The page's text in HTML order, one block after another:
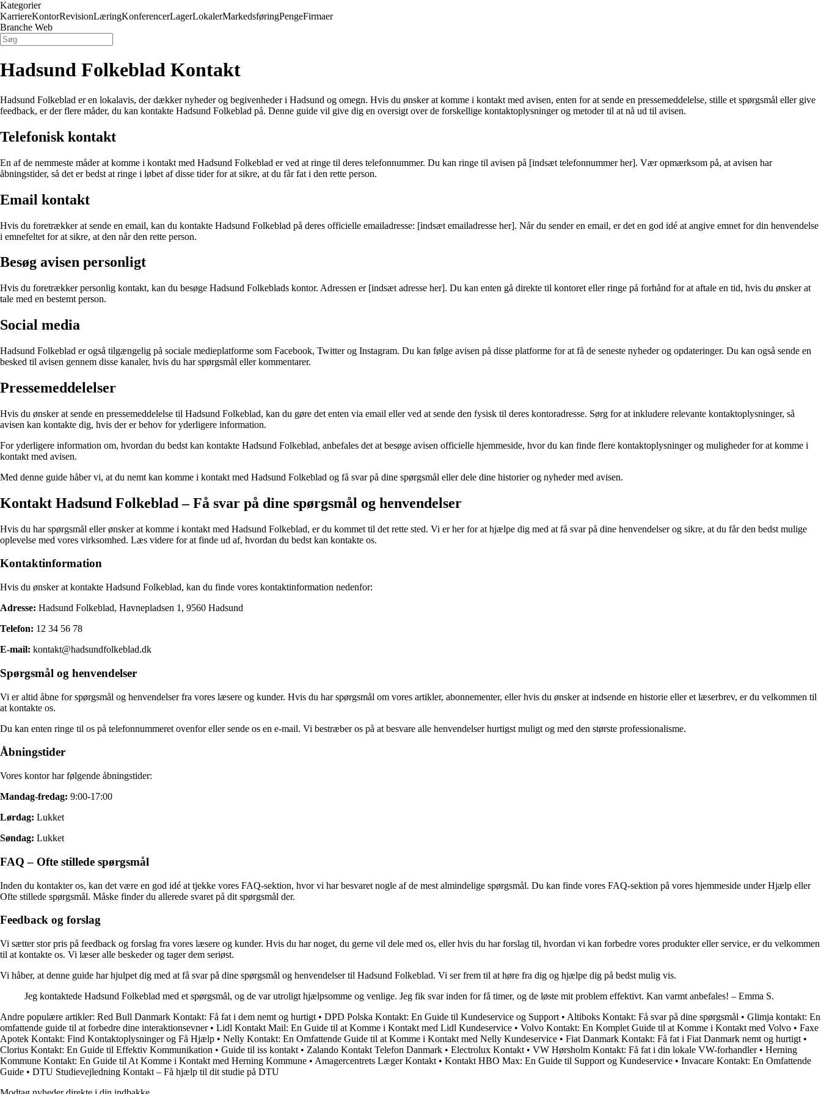
Kategorier
KarriereKontorRevisionLæringKonferencerLagerLokalerMarkedsføringPengeFirmaer
Branche Web
Hadsund Folkeblad Kontakt
Hadsund Folkeblad er en lokalavis, der dækker nyheder og begivenheder i Hadsund og omegn. Hvis du ønsker at komme i kontakt med avisen, enten for at sende en pressemeddelelse, stille et spørgsmål eller give
feedback, er der flere måder, du kan kontakte Hadsund Folkeblad på. Denne guide vil give dig en oversigt over de forskellige kontaktoplysninger og metoder til at nå ud til avisen.
Telefonisk kontakt
En af de nemmeste måder at komme i kontakt med Hadsund Folkeblad er ved at ringe til deres telefonnummer. Du kan ringe til avisen på [indsæt telefonnummer her]. Vær opmærksom på, at avisen har
åbningstider, så det er bedst at ringe i løbet af disse tider for at sikre, at du får fat i den rette person.
Email kontakt
Hvis du foretrækker at sende en email, kan du kontakte Hadsund Folkeblad på deres officielle emailadresse: [indsæt emailadresse her]. Når du sender en email, er det en god idé at angive emnet for din henvendelse
i emnefeltet for at sikre, at den når den rette person.
Besøg avisen personligt
Hvis du foretrækker personlig kontakt, kan du besøge Hadsund Folkeblads kontor. Adressen er [indsæt adresse her]. Du kan enten gå direkte til kontoret eller ringe på forhånd for at aftale en tid, hvis du ønsker at
tale med en bestemt person.
Social media
Hadsund Folkeblad er også tilgængelig på sociale medieplatforme som Facebook, Twitter og Instagram. Du kan følge avisen på disse platforme for at få de seneste nyheder og opdateringer. Du kan også sende en
besked til avisen gennem disse kanaler, hvis du har spørgsmål eller kommentarer.
Pressemeddelelser
Hvis du ønsker at sende en pressemeddelelse til Hadsund Folkeblad, kan du gøre det enten via email eller ved at sende den fysisk til deres kontoradresse. Sørg for at inkludere relevante kontaktoplysninger, så
avisen kan kontakte dig, hvis der er behov for yderligere information.
For yderligere information om, hvordan du bedst kan kontakte Hadsund Folkeblad, anbefales det at besøge avisen officielle hjemmeside, hvor du kan finde flere kontaktoplysninger og muligheder for at komme i
kontakt med avisen.
Med denne guide håber vi, at du nemt kan komme i kontakt med Hadsund Folkeblad og få svar på dine spørgsmål eller dele dine historier og nyheder med avisen.
Kontakt Hadsund Folkeblad – Få svar på dine spørgsmål og henvendelser
Hvis du har spørgsmål eller ønsker at komme i kontakt med Hadsund Folkeblad, er du kommet til det rette sted. Vi er her for at hjælpe dig med at få svar på dine henvendelser og sikre, at du får den bedst mulige
oplevelse med vores virksomhed. Læs videre for at finde ud af, hvordan du bedst kan kontakte os.
Kontaktinformation
Hvis du ønsker at kontakte Hadsund Folkeblad, kan du finde vores kontaktinformation nedenfor:
Adresse: Hadsund Folkeblad, Havnepladsen 1, 9560 Hadsund
Telefon: 12 34 56 78
E-mail: kontakt@hadsundfolkeblad.dk
Spørgsmål og henvendelser
Vi er altid åbne for spørgsmål og henvendelser fra vores læsere og kunder. Hvis du har spørgsmål om vores artikler, abonnementer, eller hvis du ønsker at indsende en historie eller et læserbrev, er du velkommen til
at kontakte os.
Du kan enten ringe til os på telefonnummeret ovenfor eller sende os en e-mail. Vi bestræber os på at besvare alle henvendelser hurtigst muligt og med den største professionalisme.
Åbningstider
Vores kontor har følgende åbningstider:
Mandag-fredag: 9:00-17:00
Lørdag: Lukket
Søndag: Lukket
FAQ – Ofte stillede spørgsmål
Inden du kontakter os, kan det være en god idé at tjekke vores FAQ-sektion, hvor vi har besvaret nogle af de mest almindelige spørgsmål. Du kan finde vores FAQ-sektion på vores hjemmeside under Hjælp eller
Ofte stillede spørgsmål. Måske finder du allerede svaret på dit spørgsmål der.
Feedback og forslag
Vi sætter stor pris på feedback og forslag fra vores læsere og kunder. Hvis du har noget, du gerne vil dele med os, eller hvis du har forslag til, hvordan vi kan forbedre vores produkter eller service, er du velkommen
til at kontakte os. Vi læser alle beskeder og tager dem seriøst.
Vi håber, at denne guide har hjulpet dig med at få svar på dine spørgsmål og henvendelser til Hadsund Folkeblad. Vi ser frem til at høre fra dig og hjælpe dig på bedst mulig vis.
Jeg kontaktede Hadsund Folkeblad med et spørgsmål, og de var utroligt hjælpsomme og venlige. Jeg fik svar inden for få timer, og de løste mit problem effektivt. Kan varmt anbefales! – Emma S.
Andre populære artikler: Red Bull Danmark Kontakt: Få fat i dem nemt og hurtigt • DPD Polska Kontakt: En Guide til Kundeservice og Support • Altiboks Kontakt: Få svar på dine spørgsmål • Glimja kontakt: En
omfattende guide til at forbedre dine interaktionsevner• Lidl Kontakt Mail: En Guide til at Komme i Kontakt med Lidl Kundeservice • Volvo Kontakt: En Komplet Guide til at Komme i Kontakt med Volvo • Faxe
Apotek Kontakt: Find Kontaktoplysninger og Få Hjælp • Nelly Kontakt: En Omfattende Guide til at Komme i Kontakt med Nelly Kundeservice • Fiat Danmark Kontakt: Få fat i Fiat Danmark nemt og hurtigt •
Clorius Kontakt: En Guide til Effektiv Kommunikation • Guide til iss kontakt • Zalando Kontakt Telefon Danmark • Electrolux Kontakt • VW Hørsholm Kontakt: Få fat i din lokale VW-forhandler• Herning
Kommune Kontakt: En Guide til At Komme i Kontakt med Herning Kommune • Amagercentrets Læger Kontakt • Kontakt HBO Max: En Guide til Support og Kundeservice • Invacare Kontakt: En Omfattende
Guide • DTU Studievejledning Kontakt – Få hjælp til dit studie på DTU